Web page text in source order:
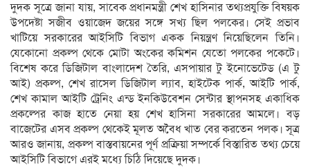
দুদক সূত্রে জানা যায়, সাবেক প্রধানমন্ত্রী শেখ হাসিনার তথ্যপ্রযুক্তি বিষয়ক
উপদেষ্টা সজীব ওয়াজেদ জয়ের সঙ্গে সখ্য ছিল পলকের। সেই প্রভাব
খাটিয়ে সরকারের আইসিটি বিভাগ একক নিয়ন্ত্রণ নিয়েছিলেন তিনি।
যেকোনো প্রকল্প থেকে মোটা অংকের কমিশন যেতো পলকের পকেটে।
বিশেষ করে ডিজিটাল বাংলাদেশ তৈরি, এসপায়ার টু ইনোভেটেড (এ টু
আই) প্রকল্প, শেখ রাসেল ডিজিটাল ল্যাব, হাইটেক পার্ক, আইটি পার্ক,
শেখ কামাল আইটি ট্রেনিং এন্ড ইনকিউবেশন সেন্টার স্থাপনসহ একাধিক
প্রকল্পের কাজ হাতে নেয়া হয় শেখ হাসিনা সরকারের আমলে। বড়
বাজেটের এসব প্রকল্প থেকেই মূলত অবৈধ খাত বের করতেন পলক। সূত্র
আরও জানায়, প্রকল্প বাস্তবায়নের পূর্ণ প্রক্রিয়া সম্পর্কে বিস্তারিত তথ্য চেয়ে
আইসিটি বিভাগে এরই মধ্যে চিঠি দিয়েছে দুদক।